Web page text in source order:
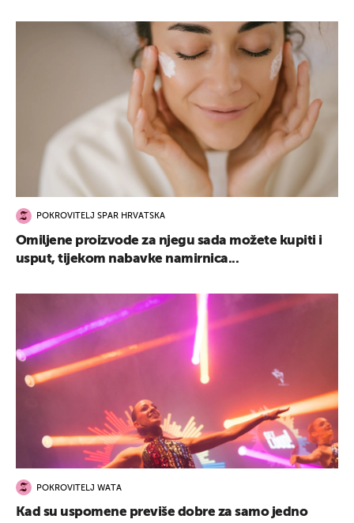
POKROVITELJ SPAR HRVATSKA
Omiljene proizvode za njegu sada možete kupiti i
usput, tijekom nabavke namirnica...
POKROVITELJ WATA
Kad su uspomene previše dobre za samo jedno